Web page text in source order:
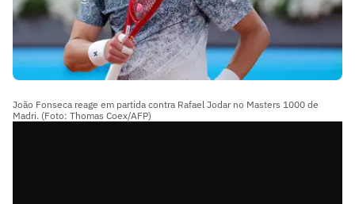
João Fonseca reage em partida contra Rafael Jodar no Masters 1000 de
Madri. (Foto: Thomas Coex/AFP)